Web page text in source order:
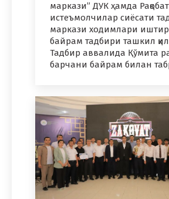
маркази” ДУК ҳамда
истеъмолчилар сиёсати
маркази ходимлари
байрам тадбири ташкил
Тадбир аввалида Қўмита
барчани байрам билан